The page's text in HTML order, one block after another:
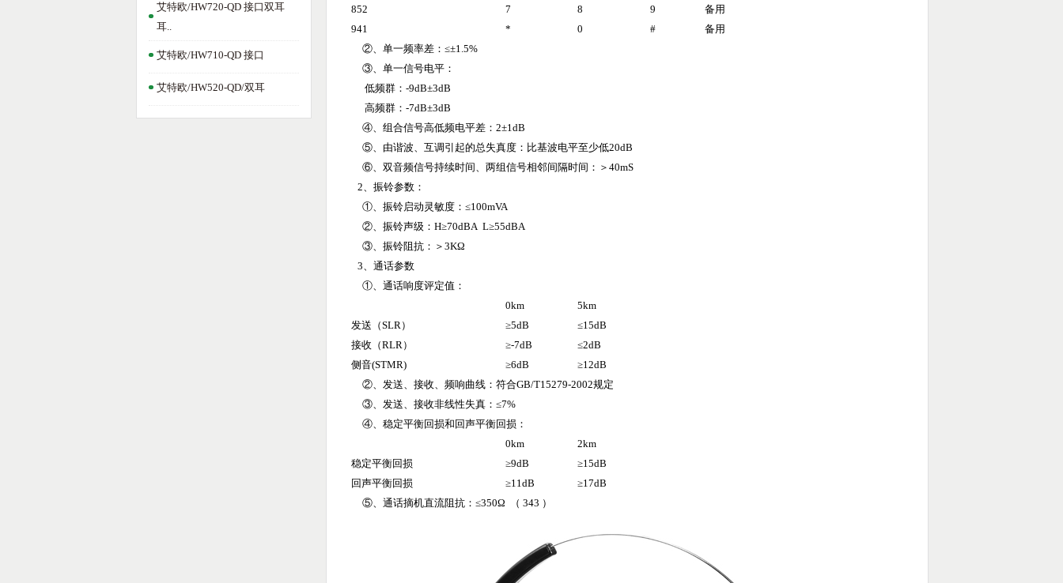
艾特欧/HW720-QD 接口双耳
耳..
艾特欧/HW710-QD 接口
艾特欧/HW520-QD/双耳
852
7 8 9
备用
941
* 0 #
备用
②、单一频率差：≤±1.5%
③、单一信号电平：
低频群：-9dB±3dB
高频群：-7dB±3dB
④、组合信号高低频电平差：2±1dB
⑤、由谐波、互调引起的总失真度：比基波电平至少低20dB
⑥、双音频信号持续时间、两组信号相邻间隔时间：＞40mS
2、振铃参数：
①、振铃启动灵敏度：≤100mVA
②、振铃声级：H≥70dBA L≥55dBA
③、振铃阻抗：＞3KΩ
3、通话参数
①、通话响度评定值：
0km
5km
发送（SLR）
≥5dB
≤15dB
接收（RLR）
≥-7dB
≤2dB
侧音(STMR)
≥6dB
≥12dB
②、发送、接收、频响曲线：符合GB/T15279-2002规定
③、发送、接收非线性失真：≤7%
④、稳定平衡回损和回声平衡回损：
0km
2km
稳定平衡回损
≥9dB
≥15dB
回声平衡回损
≥11dB
≥17dB
⑤、通话摘机直流阻抗：≤350Ω （ 343 ）